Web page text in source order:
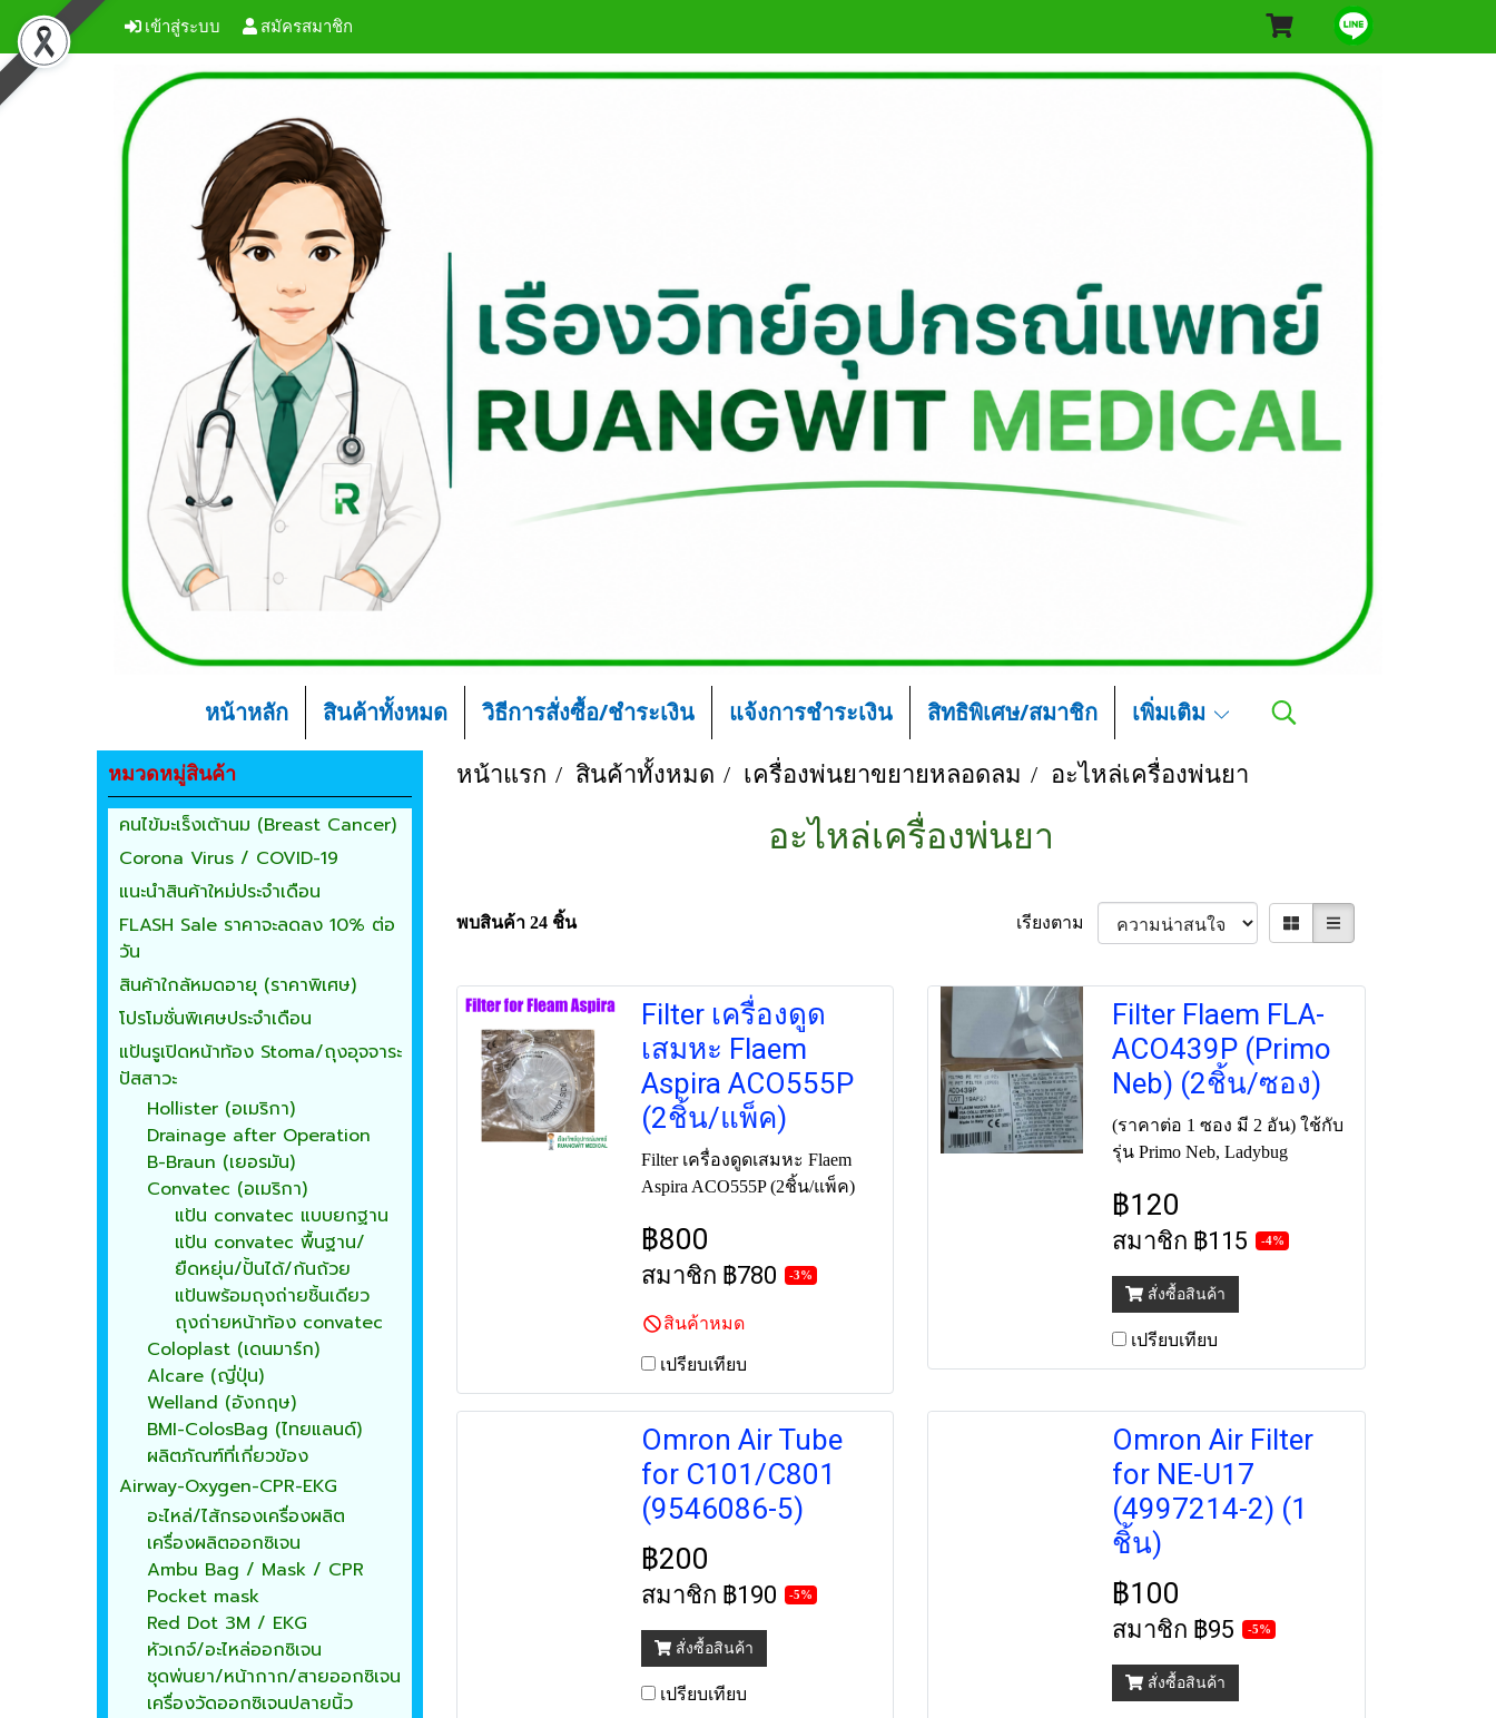
เข้าสู่ระบบ สมัครสมาชิก
หน้าหลัก สินค้าทั้งหมด วิธีการสั่งซื้อ/ชำระเงิน แจ้งการชำระเงิน สิทธิพิเศษ/สมาชิก เพิ่มเติม
หน้าแรก สินค้าทั้งหมด เครื่องพ่นยาขยายหลอดลม อะไหล่เครื่องพ่นยา
อะไหล่เครื่องพ่นยา
พบสินค้า 24 ชิ้น เรียงตาม
Filter เครื่องดูด
เสมหะ Flaem
Aspira ACO555P
(2ชิ้น/แพ็ค)
Filter เครื่องดูดเสมหะ Flaem
Aspira ACO555P (2ชิ้น/แพ็ค)
฿800
สมาชิก ฿780 -3%
สินค้าหมด
เปรียบเทียบ
Filter Flaem FLA-
ACO439P (Primo
Neb) (2ชิ้น/ซอง)
(ราคาต่อ 1 ซอง มี 2 อัน) ใช้กับ
รุ่น Primo Neb, Ladybug
฿120
สมาชิก ฿115 -4%
สั่งซื้อสินค้า
เปรียบเทียบ
Omron Air Tube
for C101/C801
(9546086-5)
฿200
สมาชิก ฿190 -5%
สั่งซื้อสินค้า
เปรียบเทียบ
Omron Air Filter
for NE-U17
(4997214-2) (1
ชิ้น)
฿100
สมาชิก ฿95 -5%
สั่งซื้อสินค้า
หมวดหมู่สินค้า
คนไข้มะเร็งเต้านม (Breast Cancer)
Corona Virus / COVID-19
แนะนำสินค้าใหม่ประจำเดือน
FLASH Sale ราคาจะลดลง 10% ต่อ
วัน
สินค้าใกล้หมดอายุ (ราคาพิเศษ)
โปรโมชั่นพิเศษประจำเดือน
แป้นรูเปิดหน้าท้อง Stoma/ถุงอุจจาระ
ปัสสาวะ
Hollister (อเมริกา)
Drainage after Operation
B-Braun (เยอรมัน)
Convatec (อเมริกา)
แป้น convatec แบบยกฐาน
แป้น convatec พื้นฐาน/
ยืดหยุ่น/ปั้นได้/ก้นถ้วย
แป้นพร้อมถุงถ่ายชิ้นเดียว
ถุงถ่ายหน้าท้อง convatec
Coloplast (เดนมาร์ก)
Alcare (ญี่ปุ่น)
Welland (อังกฤษ)
BMI-ColosBag (ไทยแลนด์)
ผลิตภัณฑ์ที่เกี่ยวข้อง
Airway-Oxygen-CPR-EKG
อะไหล่/ไส้กรองเครื่องผลิต
เครื่องผลิตออกซิเจน
Ambu Bag / Mask / CPR
Pocket mask
Red Dot 3M / EKG
หัวเกจ์/อะไหล่ออกซิเจน
ชุดพ่นยา/หน้ากาก/สายออกซิเจน
เครื่องวัดออกซิเจนปลายนิ้ว